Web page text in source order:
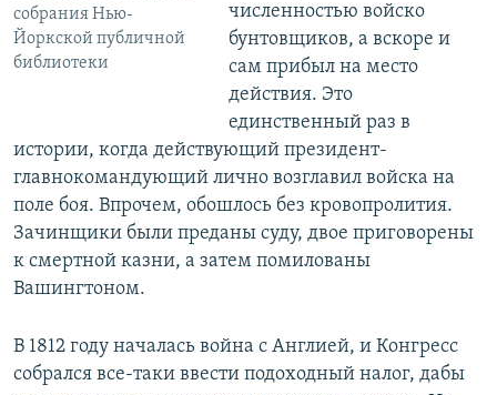
собрания Нью-
Йоркской публичной
библиотеки
численностью войско
бунтовщиков, а вскоре и
сам прибыл на место
действия. Это
единственный раз в
истории, когда действующий президент-
главнокомандующий лично возглавил войска на
поле боя. Впрочем, обошлось без кровопролития.
Зачинщики были преданы суду, двое приговорены
к смертной казни, а затем помилованы
Вашингтоном.
В 1812 году началась война с Англией, и Конгресс
собрался все-таки ввести подоходный налог, дабы